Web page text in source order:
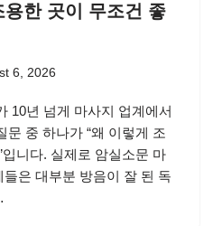
한 곳이 무조건 좋
6, 2026
10년 넘게 마사지 업계에서
문 중 하나가 “왜 이렇게 조
니다. 실제로 암실소문 마
은 대부분 방음이 잘 된 독